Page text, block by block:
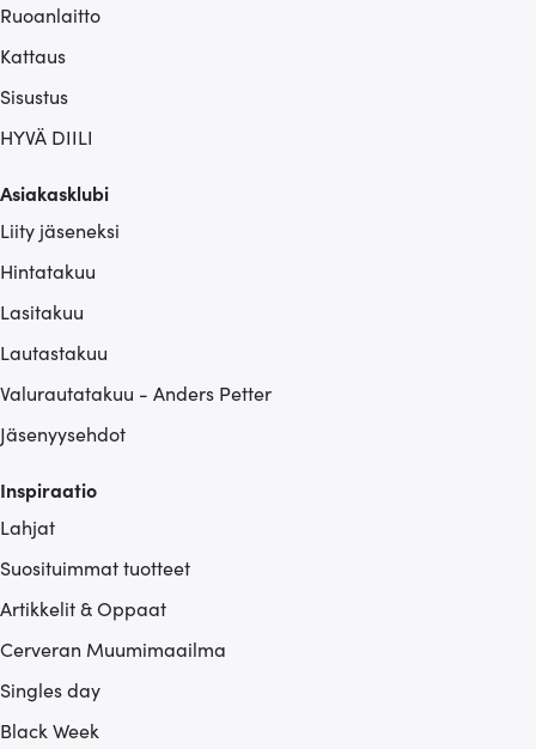
Ruoanlaitto
Kattaus
Sisustus
HYVÄ DIILI
Asiakasklubi
Liity jäseneksi
Hintatakuu
Lasitakuu
Lautastakuu
Valurautatakuu - Anders Petter
Jäsenyysehdot
Inspiraatio
Lahjat
Suosituimmat tuotteet
Artikkelit & Oppaat
Cerveran Muumimaailma
Singles day
Black Week